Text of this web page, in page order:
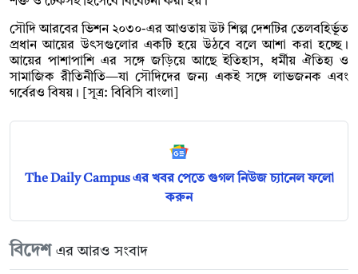
সৌদি আরবের ভিশন ২০৩০-এর আওতায় উট শিল্প দেশটির তেলবহির্ভূত
প্রধান আয়ের উৎসগুলোর একটি হয়ে উঠবে বলে আশা করা হচ্ছে।
আয়ের পাশাপাশি এর সঙ্গে জড়িয়ে আছে ইতিহাস, ধর্মীয় ঐতিহ্য ও
সামাজিক রীতিনীতি—যা সৌদিদের জন্য একই সঙ্গে লাভজনক এবং
গর্বেরও বিষয়। [সূত্র: বিবিসি বাংলা]
The Daily Campus এর খবর পেতে গুগল নিউজ চ্যানেল ফলো
করুন
বিদেশ এর আরও সংবাদ